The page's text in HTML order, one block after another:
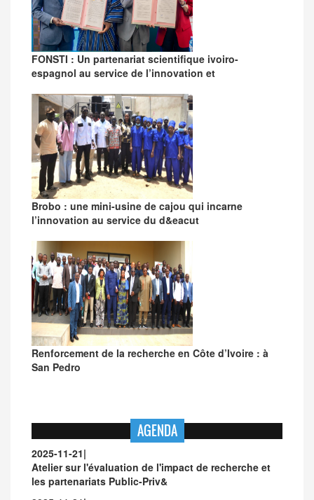
FONSTI : Un partenariat scientifique ivoiro-
espagnol au service de l’innovation et
Brobo : une mini-usine de cajou qui incarne
l’innovation au service du d&eacut
Renforcement de la recherche en Côte d’Ivoire : à
San Pedro
AGENDA
2025-11-21|
Atelier sur l'évaluation de l'impact de recherche et
les partenariats Public-Priv&